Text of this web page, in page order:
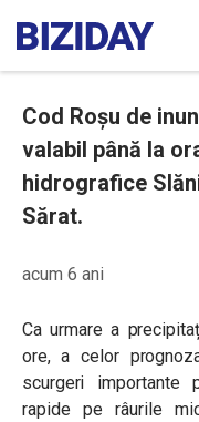
Cod Roșu de
valabil până la
hidrografice
Sărat.
acum 6 ani
Ca urmare a
ore, a celor
scurgeri importante
rapide pe râurile